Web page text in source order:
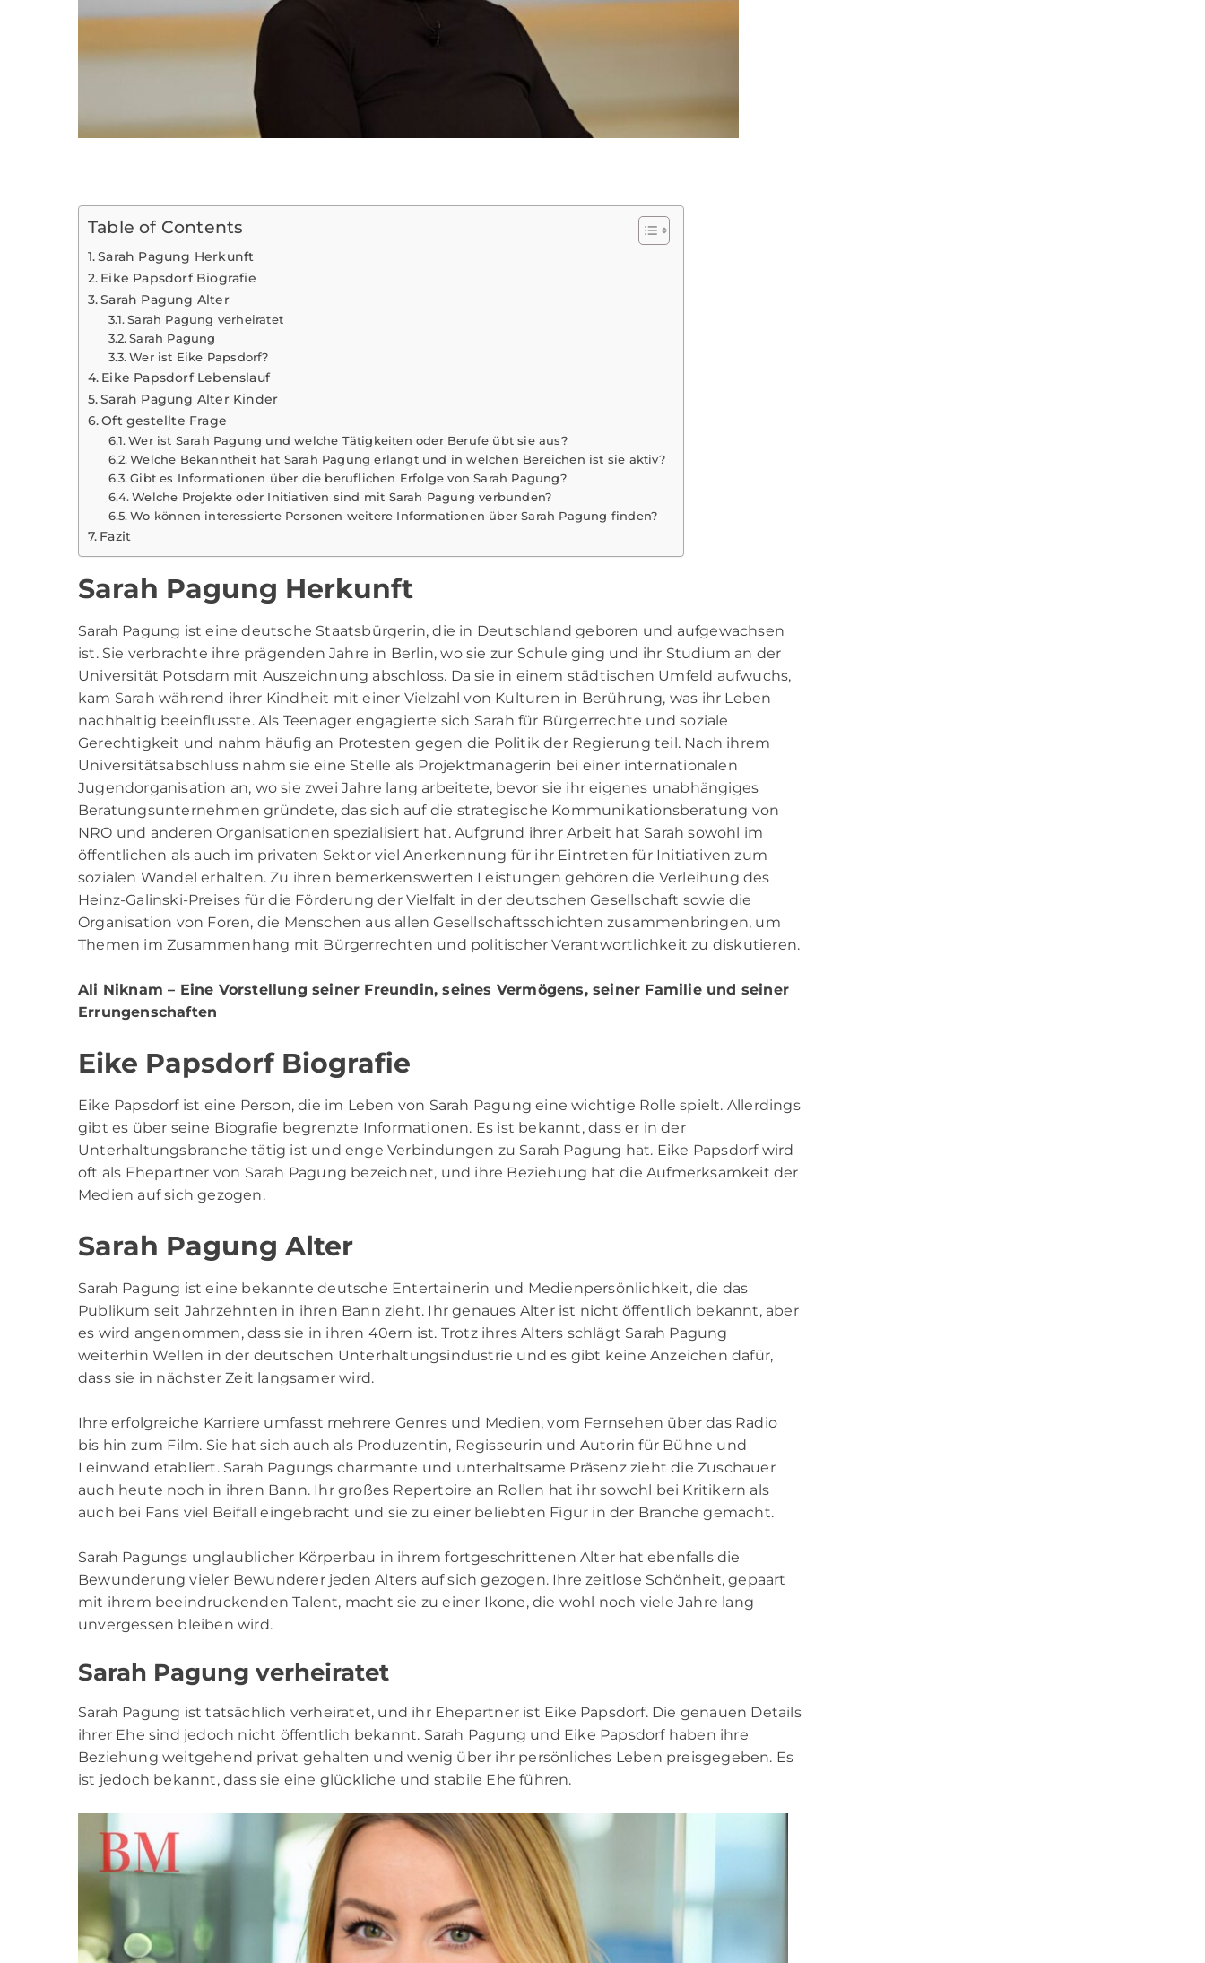
Table of Contents
Sarah Pagung Herkunft
Eike Papsdorf Biografie
Sarah Pagung Alter
Sarah Pagung verheiratet
Sarah Pagung
Wer ist Eike Papsdorf?
Eike Papsdorf Lebenslauf
Sarah Pagung Alter Kinder
Oft gestellte Frage
Wer ist Sarah Pagung und welche Tätigkeiten oder Berufe übt sie aus?
Welche Bekanntheit hat Sarah Pagung erlangt und in welchen Bereichen ist sie aktiv?
Gibt es Informationen über die beruflichen Erfolge von Sarah Pagung?
Welche Projekte oder Initiativen sind mit Sarah Pagung verbunden?
Wo können interessierte Personen weitere Informationen über Sarah Pagung finden?
Fazit
Sarah Pagung Herkunft
Sarah Pagung ist eine deutsche Staatsbürgerin, die in Deutschland geboren und aufgewachsen
ist. Sie verbrachte ihre prägenden Jahre in Berlin, wo sie zur Schule ging und ihr Studium an der
Universität Potsdam mit Auszeichnung abschloss. Da sie in einem städtischen Umfeld aufwuchs,
kam Sarah während ihrer Kindheit mit einer Vielzahl von Kulturen in Berührung, was ihr Leben
nachhaltig beeinflusste. Als Teenager engagierte sich Sarah für Bürgerrechte und soziale
Gerechtigkeit und nahm häufig an Protesten gegen die Politik der Regierung teil. Nach ihrem
Universitätsabschluss nahm sie eine Stelle als Projektmanagerin bei einer internationalen
Jugendorganisation an, wo sie zwei Jahre lang arbeitete, bevor sie ihr eigenes unabhängiges
Beratungsunternehmen gründete, das sich auf die strategische Kommunikationsberatung von
NRO und anderen Organisationen spezialisiert hat. Aufgrund ihrer Arbeit hat Sarah sowohl im
öffentlichen als auch im privaten Sektor viel Anerkennung für ihr Eintreten für Initiativen zum
sozialen Wandel erhalten. Zu ihren bemerkenswerten Leistungen gehören die Verleihung des
Heinz-Galinski-Preises für die Förderung der Vielfalt in der deutschen Gesellschaft sowie die
Organisation von Foren, die Menschen aus allen Gesellschaftsschichten zusammenbringen, um
Themen im Zusammenhang mit Bürgerrechten und politischer Verantwortlichkeit zu diskutieren.
Ali Niknam – Eine Vorstellung seiner Freundin, seines Vermögens, seiner Familie und seiner
Errungenschaften
Eike Papsdorf Biografie
Eike Papsdorf ist eine Person, die im Leben von Sarah Pagung eine wichtige Rolle spielt. Allerdings
gibt es über seine Biografie begrenzte Informationen. Es ist bekannt, dass er in der
Unterhaltungsbranche tätig ist und enge Verbindungen zu Sarah Pagung hat. Eike Papsdorf wird
oft als Ehepartner von Sarah Pagung bezeichnet, und ihre Beziehung hat die Aufmerksamkeit der
Medien auf sich gezogen.
Sarah Pagung Alter
Sarah Pagung ist eine bekannte deutsche Entertainerin und Medienpersönlichkeit, die das
Publikum seit Jahrzehnten in ihren Bann zieht. Ihr genaues Alter ist nicht öffentlich bekannt, aber
es wird angenommen, dass sie in ihren 40ern ist. Trotz ihres Alters schlägt Sarah Pagung
weiterhin Wellen in der deutschen Unterhaltungsindustrie und es gibt keine Anzeichen dafür,
dass sie in nächster Zeit langsamer wird.
Ihre erfolgreiche Karriere umfasst mehrere Genres und Medien, vom Fernsehen über das Radio
bis hin zum Film. Sie hat sich auch als Produzentin, Regisseurin und Autorin für Bühne und
Leinwand etabliert. Sarah Pagungs charmante und unterhaltsame Präsenz zieht die Zuschauer
auch heute noch in ihren Bann. Ihr großes Repertoire an Rollen hat ihr sowohl bei Kritikern als
auch bei Fans viel Beifall eingebracht und sie zu einer beliebten Figur in der Branche gemacht.
Sarah Pagungs unglaublicher Körperbau in ihrem fortgeschrittenen Alter hat ebenfalls die
Bewunderung vieler Bewunderer jeden Alters auf sich gezogen. Ihre zeitlose Schönheit, gepaart
mit ihrem beeindruckenden Talent, macht sie zu einer Ikone, die wohl noch viele Jahre lang
unvergessen bleiben wird.
Sarah Pagung verheiratet
Sarah Pagung ist tatsächlich verheiratet, und ihr Ehepartner ist Eike Papsdorf. Die genauen Details
ihrer Ehe sind jedoch nicht öffentlich bekannt. Sarah Pagung und Eike Papsdorf haben ihre
Beziehung weitgehend privat gehalten und wenig über ihr persönliches Leben preisgegeben. Es
ist jedoch bekannt, dass sie eine glückliche und stabile Ehe führen.